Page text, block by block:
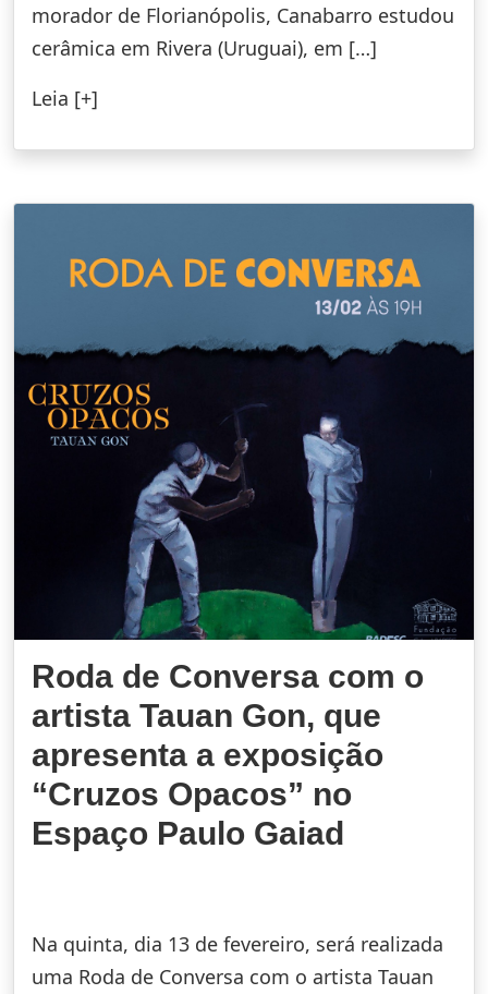
morador de Florianópolis, Canabarro estudou
cerâmica em Rivera (Uruguai), em […]
Leia [+]
Roda de Conversa com o
artista Tauan Gon, que
apresenta a exposição
“Cruzos Opacos” no
Espaço Paulo Gaiad
Na quinta, dia 13 de fevereiro, será realizada
uma Roda de Conversa com o artista Tauan